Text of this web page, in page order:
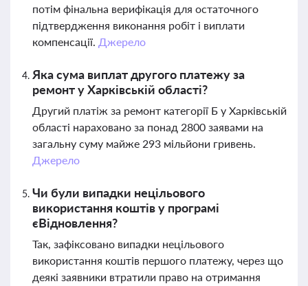
потім фінальна верифікація для остаточного
підтвердження виконання робіт і виплати
компенсації. Джерело
Яка сума виплат другого платежу за
ремонт у Харківській області?
Другий платіж за ремонт категорії Б у Харківській
області нараховано за понад 2800 заявами на
загальну суму майже 293 мільйони гривень.
Джерело
Чи були випадки нецільового
використання коштів у програмі
єВідновлення?
Так, зафіксовано випадки нецільового
використання коштів першого платежу, через що
деякі заявники втратили право на отримання